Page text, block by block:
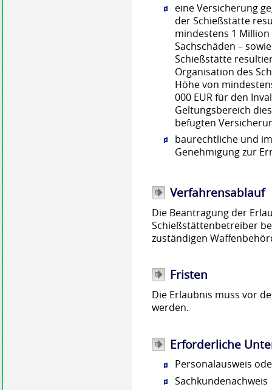
eine Versicherung
der Schießstätte
mindestens 1 Million
Sachschäden –
Schießstätte
Organisation des
Höhe von
000 EUR für den
Geltungsbereich
befugten
baurechtliche und
Genehmigung zur
Verfahrensablauf
Die Beantragung der Er
Schießstättenbetreiber
zuständigen
Fristen
Die Erlaubnis muss vor
werden.
Erforderliche
Personalausweis
Sachkundenachweis